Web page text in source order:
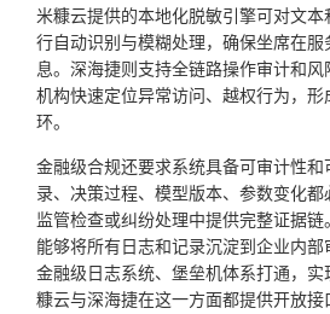
米糠云提供的本地化脱敏引擎可对文
行自动识别与模糊处理，确保坐席在
息。深海捷则支持全链路操作审计和
机构快速定位异常访问、越权行为，形
环。
金融级合规还要求系统具备可审计性
录、决策过程、模型版本、参数变化
监管检查或纠纷处理中提供完整证据
能够将所有日志和记录沉淀到企业内
金融级日志系统、堡垒机体系打通，
糠云与深海捷在这一方面都提供开放